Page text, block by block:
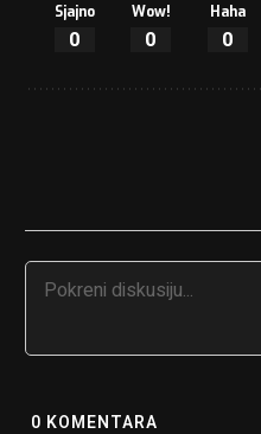
Sjajno
0
Wow!
0
Haha
0
0 KOMENTARA